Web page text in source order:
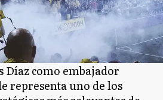
Díaz como embajador
representa uno de los